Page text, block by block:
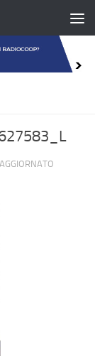
AGGIORNATO